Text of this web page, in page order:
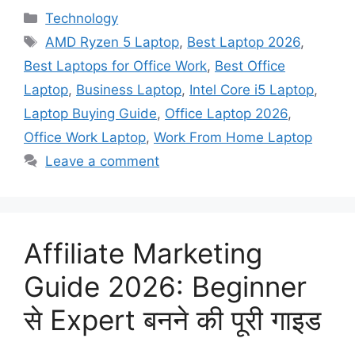
Technology
AMD Ryzen 5 Laptop, Best Laptop 2026,
Best Laptops for Office Work, Best Office
Laptop, Business Laptop, Intel Core i5 Laptop,
Laptop Buying Guide, Office Laptop 2026,
Office Work Laptop, Work From Home Laptop
Leave a comment
Affiliate Marketing
Guide 2026: Beginner
से Expert बनने की पूरी गाइड